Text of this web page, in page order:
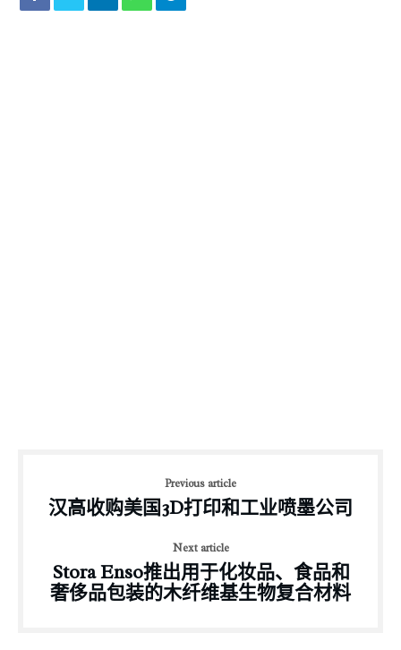
Previous article
汉高收购美国3D打印和工业喷墨公司
Next article
Stora Enso推出用于化妆品、食品和
奢侈品包装的木纤维基生物复合材料